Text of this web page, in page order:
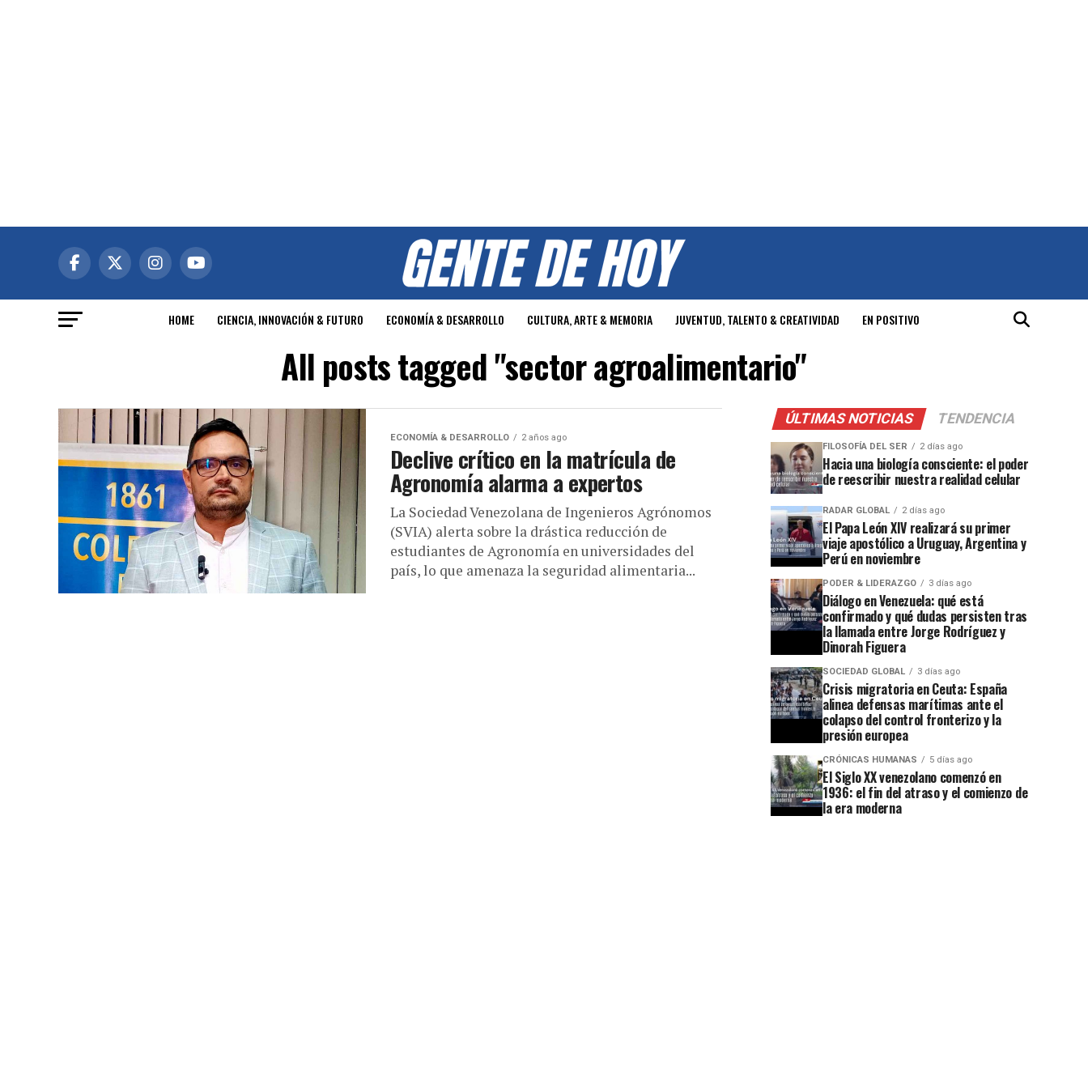
HOME CIENCIA, INNOVACIÓN & FUTURO ECONOMÍA & DESARROLLO CULTURA, ARTE & MEMORIA JUVENTUD, TALENTO & CREATIVIDAD EN POSITIVO
All posts tagged "sector agroalimentario"
ECONOMÍA & DESARROLLO 2 años ago
Declive crítico en la matrícula de
Agronomía alarma a expertos
La Sociedad Venezolana de Ingenieros Agrónomos
(SVIA) alerta sobre la drástica reducción de
estudiantes de Agronomía en universidades del
país, lo que amenaza la seguridad alimentaria...
ÚLTIMAS NOTICIAS TENDENCIA
FILOSOFÍA DEL SER 2 días ago
Hacia una biología consciente: el poder
de reescribir nuestra realidad celular
RADAR GLOBAL 2 días ago
El Papa León XIV realizará su primer
viaje apostólico a Uruguay, Argentina y
Perú en noviembre
PODER & LIDERAZGO 3 días ago
Diálogo en Venezuela: qué está
confirmado y qué dudas persisten tras
la llamada entre Jorge Rodríguez y
Dinorah Figuera
SOCIEDAD GLOBAL 3 días ago
Crisis migratoria en Ceuta: España
alinea defensas marítimas ante el
colapso del control fronterizo y la
presión europea
CRÓNICAS HUMANAS 5 días ago
El Siglo XX venezolano comenzó en
1936: el fin del atraso y el comienzo de
la era moderna